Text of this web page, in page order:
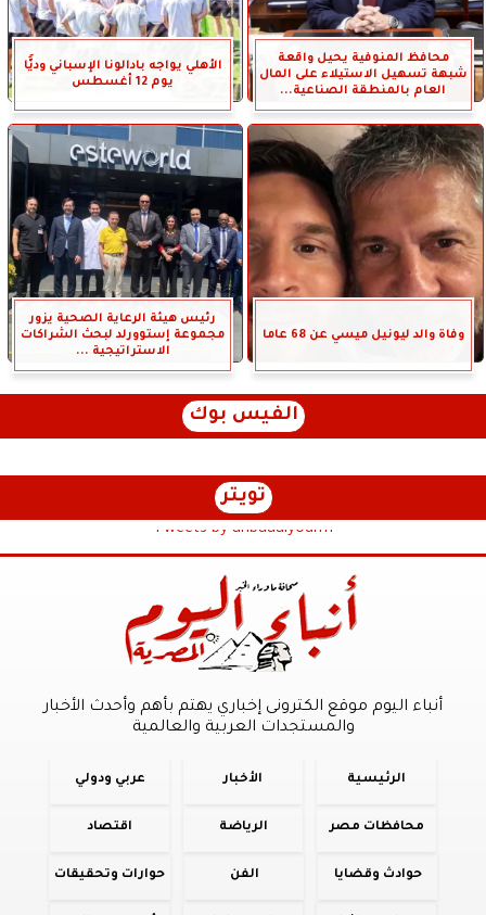
محافظ المنوفية يحيل واقعة
شبهة تسهيل الاستيلاء على المال
العام بالمنطقة الصناعية...
الأهلي يواجه بادالونا الإسباني وديًّا
يوم 12 أغسطس
وفاة والد ليونيل ميسي عن 68 عاما
رئيس هيئة الرعاية الصحية يزور
مجموعة إستوورلد لبحث الشراكات
الاستراتيجية ...
الفيس بوك
تويتر
Tweets by anbaaalyoum1
أنباء اليوم موقع الكترونى إخباري يهتم بأهم وأحدث الأخبار
والمستجدات العربية والعالمية
الرئيسية الأخبار عربي ودولي
محافظات مصر الرياضة اقتصاد
حوادث وقضايا الفن حوارات وتحقيقات